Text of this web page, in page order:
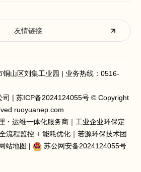
山区刘集工业园 | 业务热线： 0516-
司 | 苏ICP备2024124055号 © Copyright
ruoyuanep.com
・运维一体化服务商｜工业企业环保定
流程监控 + 能耗优化｜若源环保技术团
站地图 | 苏公网安备2024124055号
友情链接